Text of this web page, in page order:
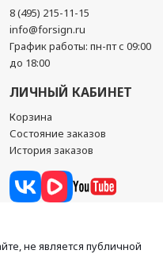
8 (495) 215-11-15
info@forsign.ru
График работы: пн-пт с 09:00
до 18:00
ЛИЧНЫЙ КАБИНЕТ
Корзина
Состояние заказов
История заказов
не является публичной